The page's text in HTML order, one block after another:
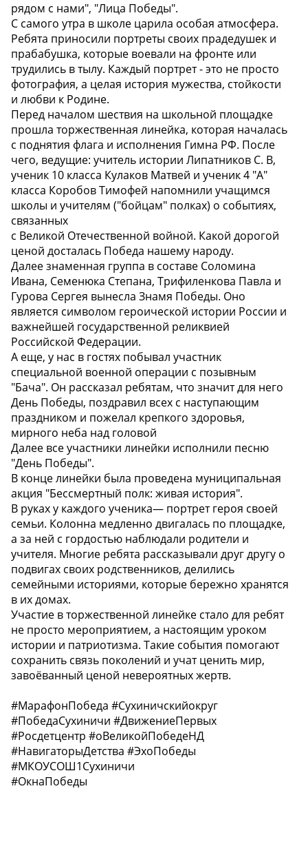
рядом с нами", "Лица Победы".
С самого утра в школе царила особая атмосфера.
Ребята приносили портреты своих прадедушек и
прабабушка, которые воевали на фронте или
трудились в тылу. Каждый портрет - это не просто
фотография, а целая история мужества, стойкости
и любви к Родине.
Перед началом шествия на школьной площадке
прошла торжественная линейка, которая началась
с поднятия флага и исполнения Гимна РФ. После
чего, ведущие: учитель истории Липатников С. В,
ученик 10 класса Кулаков Матвей и ученик 4 "А"
класса Коробов Тимофей напомнили учащимся
школы и учителям ("бойцам" полках) о событиях,
связанных
с Великой Отечественной войной. Какой дорогой
ценой досталась Победа нашему народу.
Далее знаменная группа в составе Соломина
Ивана, Семенюка Степана, Трифиленкова Павла и
Гурова Сергея вынесла Знамя Победы. Оно
является символом героической истории России и
важнейшей государственной реликвией
Российской Федерации.
А еще, у нас в гостях побывал участник
специальной военной операции с позывным
"Бача". Он рассказал ребятам, что значит для него
День Победы, поздравил всех с наступающим
праздником и пожелал крепкого здоровья,
мирного неба над головой ️
Далее все участники линейки исполнили песню
"День Победы".
В конце линейки была проведена муниципальная
акция "Бессмертный полк: живая история".
В руках у каждого ученика— портрет героя своей
семьи. Колонна медленно двигалась по площадке,
а за ней с гордостью наблюдали родители и
учителя. Многие ребята рассказывали друг другу о
подвигах своих родственников, делились
семейными историями, которые бережно хранятся
в их домах.
Участие в торжественной линейке стало для ребят
не просто мероприятием, а настоящим уроком
истории и патриотизма. Такие события помогают
сохранить связь поколений и учат ценить мир,
завоёванный ценой невероятных жертв.
#МарафонПобеда #Сухиничскийокруг
#ПобедаСухиничи #ДвижениеПервых
#Росдетцентр #оВеликойПобедеНД
#НавигаторыДетства #ЭхоПобеды
#МКОУСОШ1Сухиничи
#ОкнаПобеды